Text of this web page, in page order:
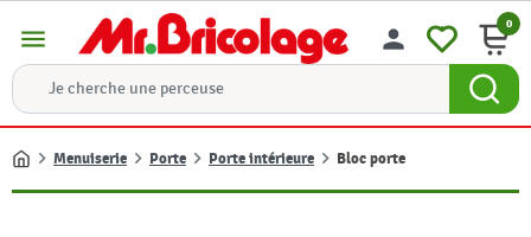
menu person 0
Accueil
Menuiserie Porte Porte intérieure Bloc porte